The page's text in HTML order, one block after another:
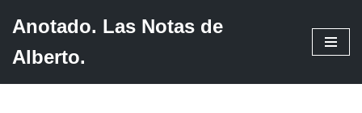
Saltar
Anotado. Las Notas de
Alberto.